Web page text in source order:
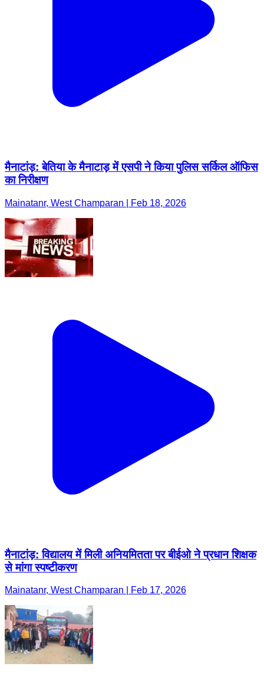
मैनाटांड़: बेतिया के मैनाटाड़ में एसपी ने किया पुलिस सर्किल ऑफिस
का निरीक्षण
Mainatanr, West Champaran | Feb 18, 2026
मैनाटांड़: विद्यालय में मिली अनियमितता पर बीईओ ने प्रधान शिक्षक
से मांगा स्पष्टीकरण
Mainatanr, West Champaran | Feb 17, 2026